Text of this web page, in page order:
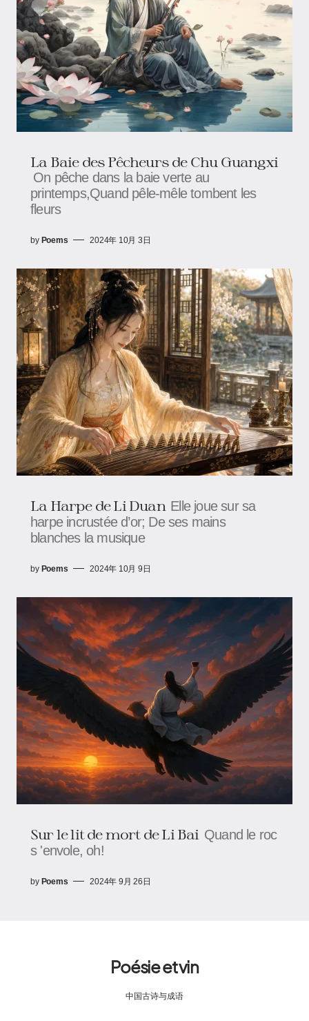
La Baie des Pêcheurs de Chu Guangxi
On pêche dans la baie verte au
printemps,Quand pêle-mêle tombent les
fleurs
by Poems 2024年 10月 3日
La Harpe de Li Duan Elle joue sur sa
harpe incrustée d’or; De ses mains
blanches la musique
by Poems 2024年 10月 9日
Sur le lit de mort de Li Bai Quand le roc
s 'envole, oh!
by Poems 2024年 9月 26日
Poésie et vin
中国古诗与成语